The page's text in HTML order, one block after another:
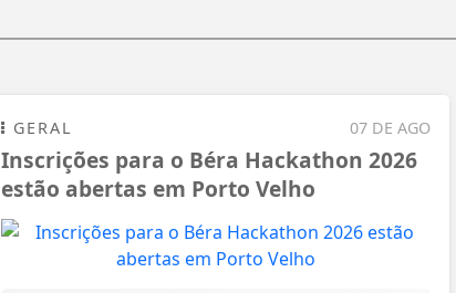
07 DE AGO
GERAL
Inscrições para o Béra Hackathon 2026
estão abertas em Porto Velho